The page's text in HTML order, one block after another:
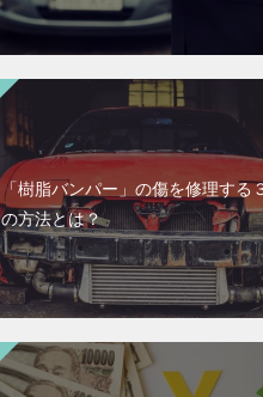
「樹脂バンパー」の傷を修理する
の方法とは？